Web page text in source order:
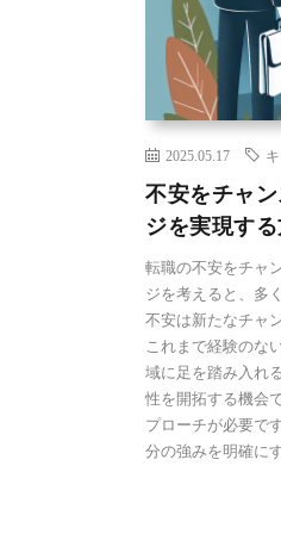
2025.05.17
不安をチャ
ジを実現す
転職の不安をチャ
ジを考えると、多
不安は新たなチャ
これまで経験のな
域に足を踏み入れ
性を開拓する機会
プローチが必要で
分の強みを明確に